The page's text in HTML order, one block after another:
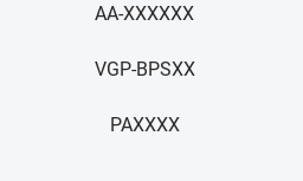
AA-XXXXXX
VGP-BPSXX
PAXXXX